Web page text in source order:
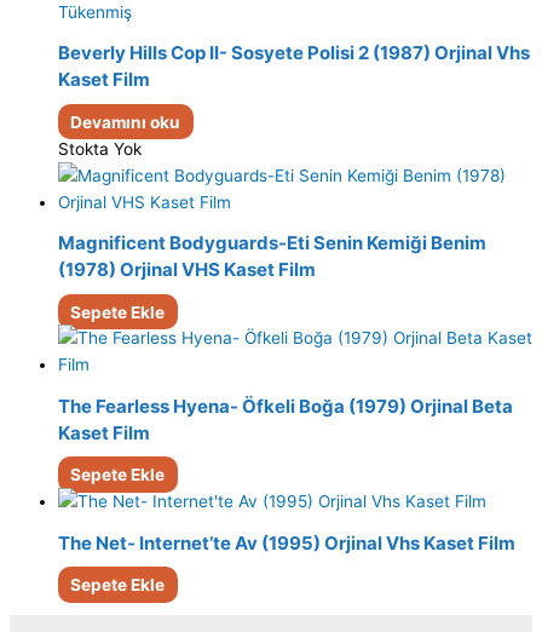
Tükenmiş
Beverly Hills Cop II- Sosyete Polisi 2 (1987) Orjinal Vhs
Kaset Film
Devamını oku
Stokta Yok
Magnificent Bodyguards-Eti Senin Kemiği Benim
(1978) Orjinal VHS Kaset Film
Sepete Ekle
The Fearless Hyena- Öfkeli Boğa (1979) Orjinal Beta
Kaset Film
Sepete Ekle
The Net- Internet’te Av (1995) Orjinal Vhs Kaset Film
Sepete Ekle